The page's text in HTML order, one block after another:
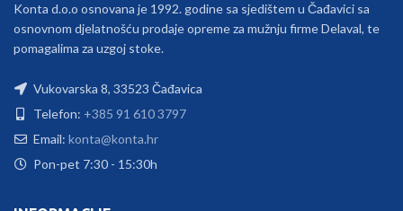
Konta d.o.o osnovana je 1992. godine sa sjedištem u Čađavici sa
osnovnom djelatnošću prodaje opreme za mužnju firme Delaval, te
pomagalima za uzgoj stoke.
Vukovarska 8, 33523 Čađavica
Telefon: +385 91 610 3797
Email: konta@konta.hr
Pon-pet 7:30 - 15:30h